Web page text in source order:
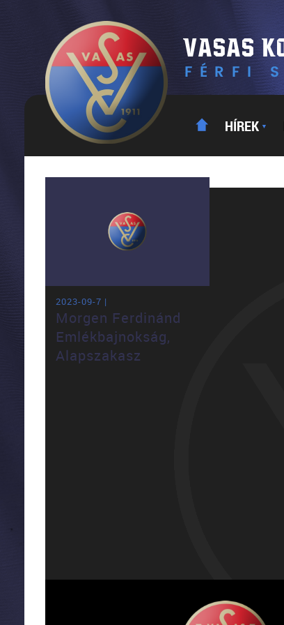
HÍREK ▼
2023-09-7 |
Morgen Ferdinánd
Emlékbajnokság,
Alapszakasz